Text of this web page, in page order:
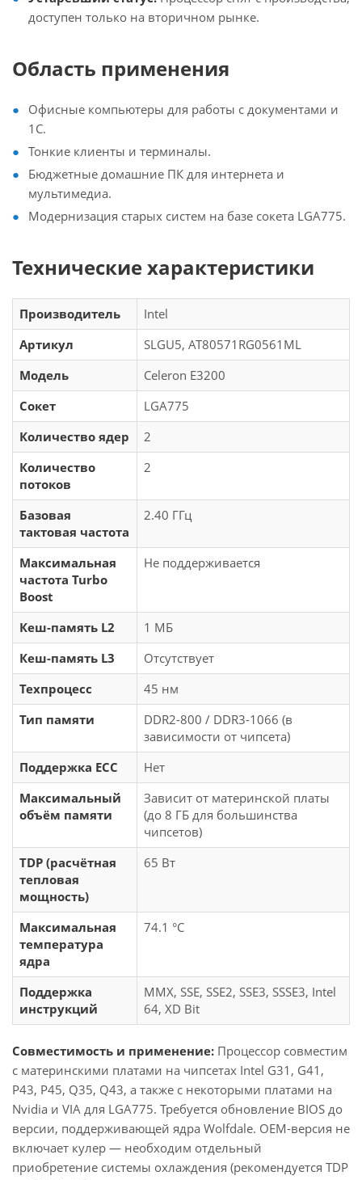
доступен только на вторичном рынке.
Область применения
Офисные компьютеры для работы с документами и
1С.
Тонкие клиенты и терминалы.
Бюджетные домашние ПК для интернета и
мультимедиа.
Модернизация старых систем на базе сокета LGA775.
Технические характеристики
Производитель
Intel
Артикул
SLGU5, AT80571RG0561ML
Модель
Celeron E3200
Сокет
LGA775
Количество ядер
2
Количество
потоков
2
Базовая
тактовая частота
2.40 ГГц
Максимальная
частота Turbo
Boost
Не поддерживается
Кеш-память L2
1 МБ
Кеш-память L3
Отсутствует
Техпроцесс
45 нм
Тип памяти
DDR2-800 / DDR3-1066 (в
зависимости от чипсета)
Поддержка ECC
Нет
Максимальный
объём памяти
Зависит от материнской платы
(до 8 ГБ для большинства
чипсетов)
TDP (расчётная
тепловая
мощность)
65 Вт
Максимальная
температура
ядра
74.1 °C
Поддержка
инструкций
MMX, SSE, SSE2, SSE3, SSSE3, Intel
64, XD Bit
Совместимость и применение: Процессор совместим
с материнскими платами на чипсетах Intel G31, G41,
P43, P45, Q35, Q43, а также с некоторыми платами на
Nvidia и VIA для LGA775. Требуется обновление BIOS до
версии, поддерживающей ядра Wolfdale. OEM-версия не
включает кулер — необходим отдельный
приобретение системы охлаждения (рекомендуется TDP